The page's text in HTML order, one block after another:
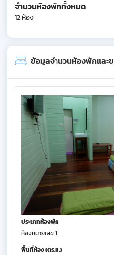
จำนวนห้องพักทั้งหมด
12 ห้อง
ข้อมูลจำนวนห้องพักและ
ประเภทห้องพัก
ห้องหมายเลข 1
พื้นที่ห้อง (ตร.ม.)